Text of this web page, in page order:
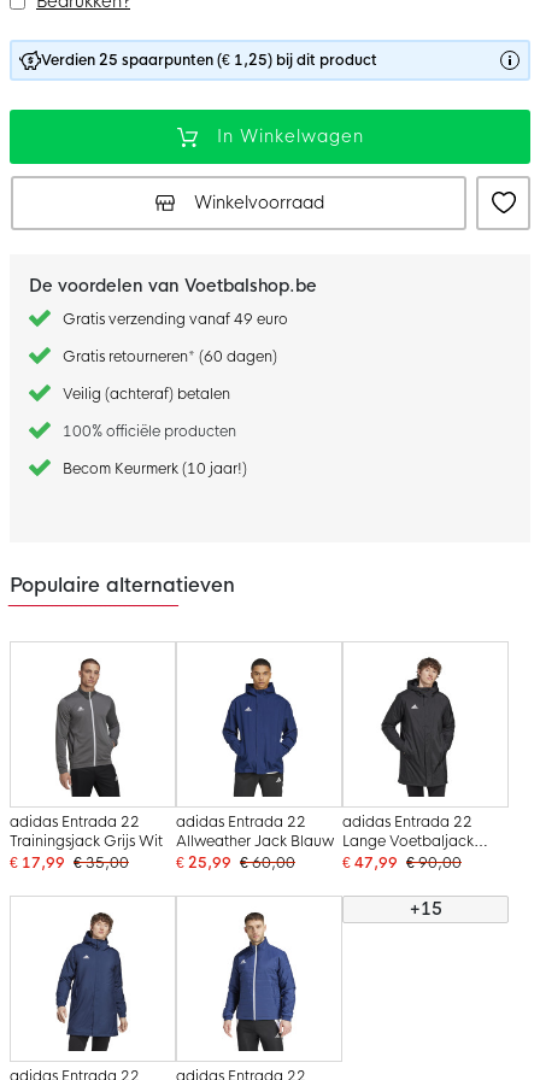
Verdien 25 spaarpunten (€ 1,25) bij dit product
In Winkelwagen
Winkelvoorraad
De voordelen van Voetbalshop.be
Gratis verzending vanaf 49 euro
Gratis retourneren* (60 dagen)
Veilig (achteraf) betalen
100% officiële producten
Becom Keurmerk (10 jaar!)
Populaire alternatieven
adidas Entrada 22
Trainingsjack Grijs Wit
€ 17,99 € 35,00
adidas Entrada 22
Allweather Jack Blauw
€ 25,99 € 60,00
adidas Entrada 22
Lange Voetbaljack
Zwart Wit
€ 47,99 € 90,00
adidas Entrada 22
adidas Entrada 22
+15